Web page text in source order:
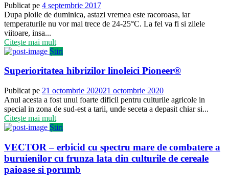
Publicat pe 4 septembrie 2017
Dupa ploile de duminica, astazi vremea este racoroasa, iar
temperaturile nu vor mai trece de 24-25°C. La fel va fi si zilele
viitoare, insa...
Citește mai mult
Știri
Superioritatea hibrizilor linoleici Pioneer®
Publicat pe 21 octombrie 202021 octombrie 2020
Anul acesta a fost unul foarte dificil pentru culturile agricole in
special in zona de sud-est a tarii, unde seceta a depasit chiar si...
Citește mai mult
Știri
VECTOR – erbicid cu spectru mare de combatere a
buruienilor cu frunza lata din culturile de cereale
paioase si porumb